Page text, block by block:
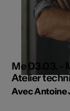
Me 03.03. -
Atelier
Avec Antoine